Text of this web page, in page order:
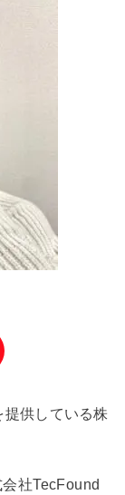
供している株
社TecFound